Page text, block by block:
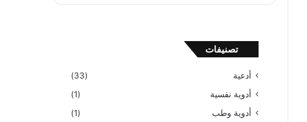
تصنيفات
أدعية
(33)
أدوية نفسية
(1)
أدوية وطب
(1)